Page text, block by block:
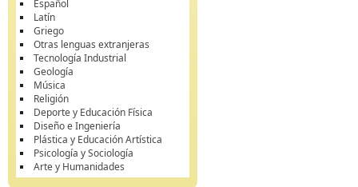
Español
Latín
Griego
Otras lenguas extranjeras
Tecnología Industrial
Geología
Música
Religión
Deporte y Educación Física
Diseño e Ingeniería
Plástica y Educación Artística
Psicología y Sociología
Arte y Humanidades